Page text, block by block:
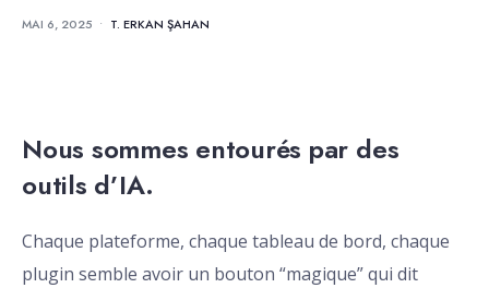
MAI 6, 2025 • T. ERKAN ŞAHAN
Nous sommes entourés par des
outils d’IA.
Chaque plateforme, chaque tableau de bord, chaque
plugin semble avoir un bouton “magique” qui dit